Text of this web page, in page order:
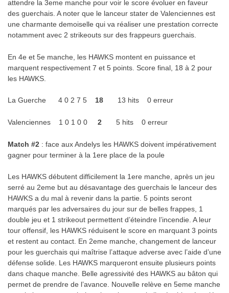
attendre la 3eme manche pour voir le score évoluer en faveur
des guerchais. A noter que le lanceur stater de Valenciennes est
une charmante demoiselle qui va réaliser une prestation correcte
notamment avec 2 strikeouts sur des frappeurs guerchais.
En 4e et 5e manche, les HAWKS montent en puissance et
marquent respectivement 7 et 5 points. Score final, 18 à 2 pour
les HAWKS.
La Guerche 4 0 2 7 5 18 13 hits 0 erreur
Valenciennes 1 0 1 0 0 2 5 hits 0 erreur
Match #2 : face aux Andelys les HAWKS doivent impérativement
gagner pour terminer à la 1ere place de la poule
Les HAWKS débutent difficilement la 1ere manche, après un jeu
serré au 2eme but au désavantage des guerchais le lanceur des
HAWKS a du mal à revenir dans la partie. 5 points seront
marqués par les adversaires du jour sur de belles frappes, 1
double jeu et 1 strikeout permettent d’éteindre l’incendie. A leur
tour offensif, les HAWKS réduisent le score en marquant 3 points
et restent au contact. En 2eme manche, changement de lanceur
pour les guerchais qui maîtrise l’attaque adverse avec l’aide d’une
défense solide. Les HAWKS marqueront ensuite plusieurs points
dans chaque manche. Belle agressivité des HAWKS au bâton qui
permet de prendre de l’avance. Nouvelle relève en 5eme manche